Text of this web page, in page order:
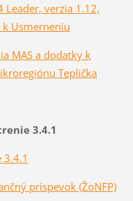
Leader, verzia 1.12,
Usmerneniu
MAS a dodatky k
Teplička
3.4.1
3.4.1
príspevok (ŽoNFP)